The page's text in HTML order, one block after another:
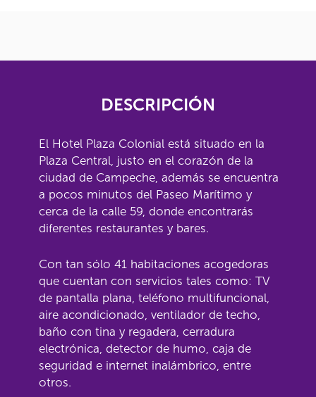
DESCRIPCIÓN
El Hotel Plaza Colonial está situado en la
Plaza Central, justo en el corazón de la
ciudad de Campeche, además se encuentra
a pocos minutos del Paseo Marítimo y
cerca de la calle 59, donde encontrarás
diferentes restaurantes y bares.
Con tan sólo 41 habitaciones acogedoras
que cuentan con servicios tales como: TV
de pantalla plana, teléfono multifuncional,
aire acondicionado, ventilador de techo,
baño con tina y regadera, cerradura
electrónica, detector de humo, caja de
seguridad e internet inalámbrico, entre
otros.